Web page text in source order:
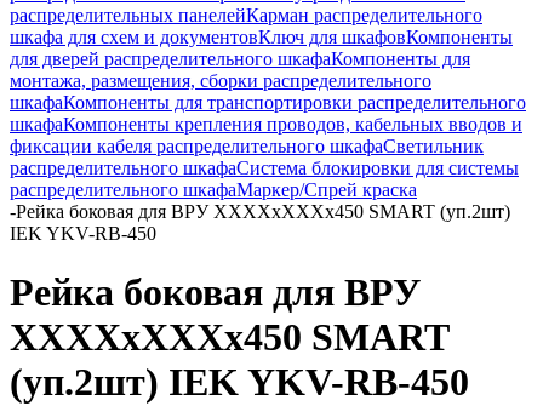
распределительных панелейКарман распределительного
шкафа для схем и документовКлюч для шкафовКомпоненты
для дверей распределительного шкафаКомпоненты для
монтажа, размещения, сборки распределительного
шкафаКомпоненты для транспортировки распределительного
шкафаКомпоненты крепления проводов, кабельных вводов и
фиксации кабеля распределительного шкафаСветильник
распределительного шкафаСистема блокировки для системы
распределительного шкафаМаркер/Спрей краска
-Рейка боковая для ВРУ ХХХХхХХХх450 SMART (уп.2шт)
IEK YKV-RB-450
Рейка боковая для ВРУ
ХХХХхХХХх450 SMART
(уп.2шт) IEK YKV-RB-450